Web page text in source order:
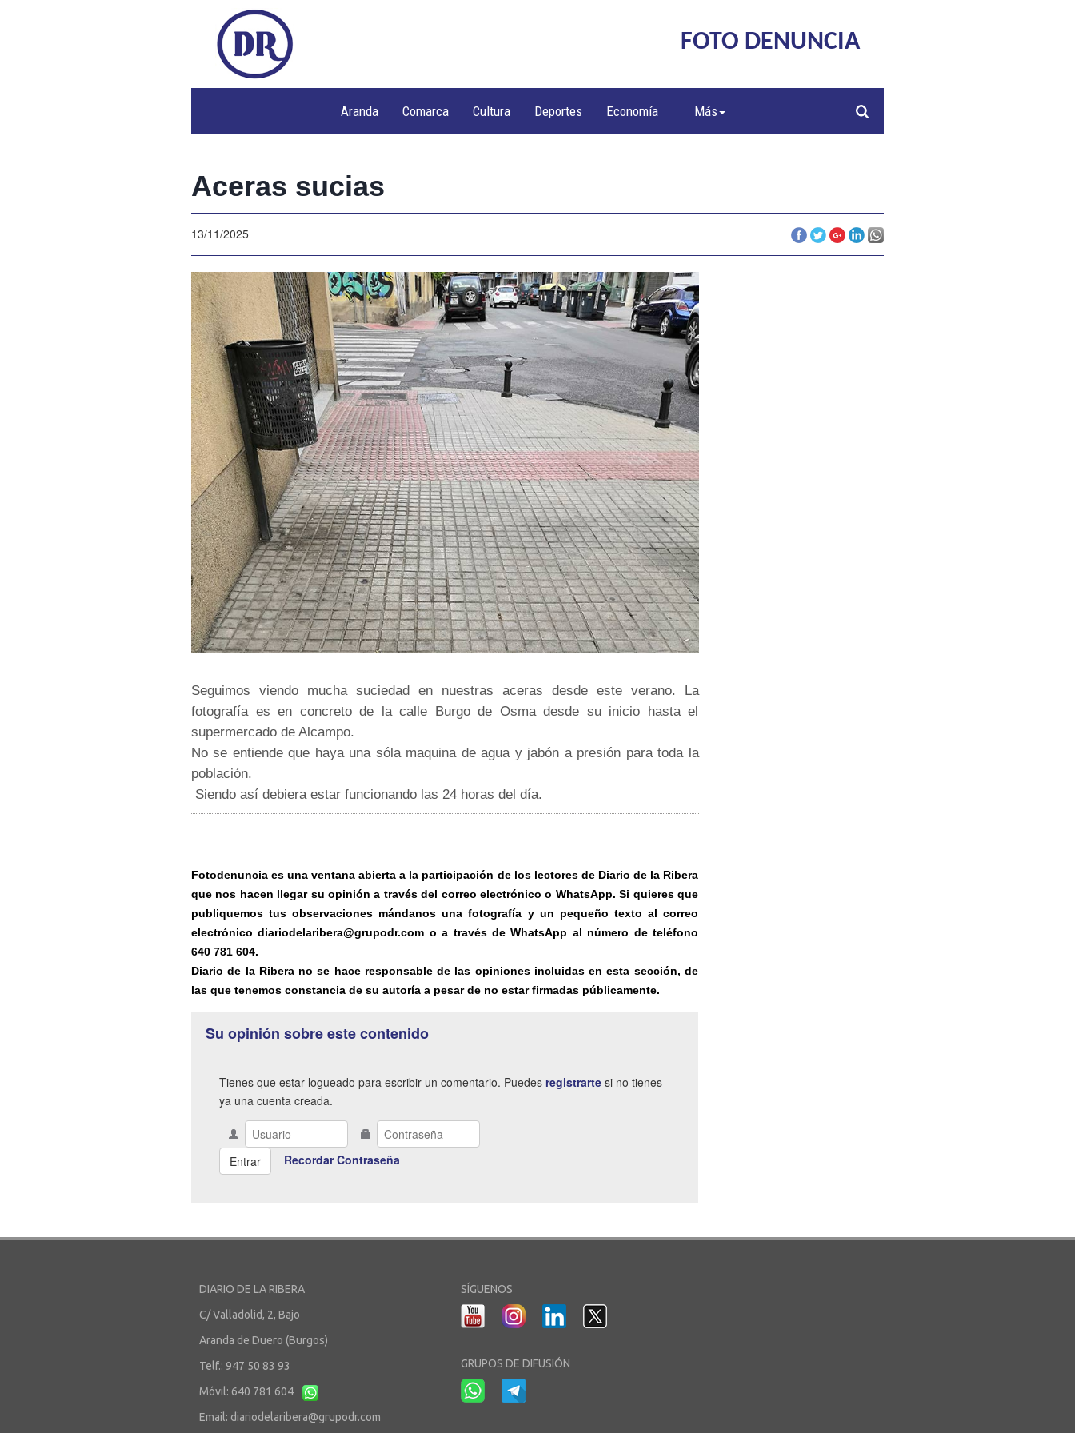
FOTO DENUNCIA
Aranda Comarca Cultura Deportes Economía Más
Aceras sucias
13/11/2025
Seguimos viendo mucha suciedad en nuestras aceras desde este verano. La
fotografía es en concreto de la calle Burgo de Osma desde su inicio hasta el
supermercado de Alcampo.
No se entiende que haya una sóla maquina de agua y jabón a presión para toda la
población.
Siendo así debiera estar funcionando las 24 horas del día.
Fotodenuncia es una ventana abierta a la participación de los lectores de Diario de la Ribera
que nos hacen llegar su opinión a través del correo electrónico o WhatsApp. Si quieres que
publiquemos tus observaciones mándanos una fotografía y un pequeño texto al correo
electrónico diariodelaribera@grupodr.com o a través de WhatsApp al número de teléfono
640 781 604.
Diario de la Ribera no se hace responsable de las opiniones incluidas en esta sección, de
las que tenemos constancia de su autoría a pesar de no estar firmadas públicamente.
Su opinión sobre este contenido
Tienes que estar logueado para escribir un comentario. Puedes registrarte si no tienes
ya una cuenta creada.
Recordar Contraseña
DIARIO DE LA RIBERA
C/ Valladolid, 2, Bajo
Aranda de Duero (Burgos)
Telf.: 947 50 83 93
Móvil: 640 781 604
Email: diariodelaribera@grupodr.com
SÍGUENOS
GRUPOS DE DIFUSIÓN